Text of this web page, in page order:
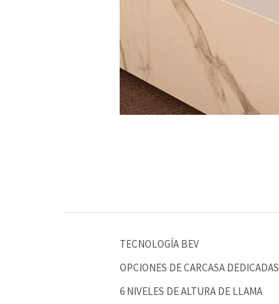
TECNOLOGÍA BEV
OPCIONES DE CARCASA DEDICADAS
6 NIVELES DE ALTURA DE LLAMA